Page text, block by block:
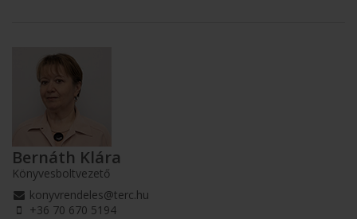
Bernáth Klára
Könyvesboltvezető
konyvrendeles@terc.hu
+36 70 670 5194